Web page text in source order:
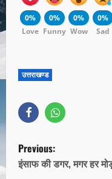
0%
Love
0%
Funny
0%
Wow
0%
Sad
उत्तराखण्ड
Previous:
इंसाफ की डगर, मगर हर